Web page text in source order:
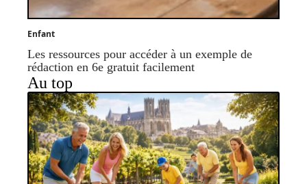
Enfant
Les ressources pour accéder à un exemple de
rédaction en 6e gratuit facilement
Au top